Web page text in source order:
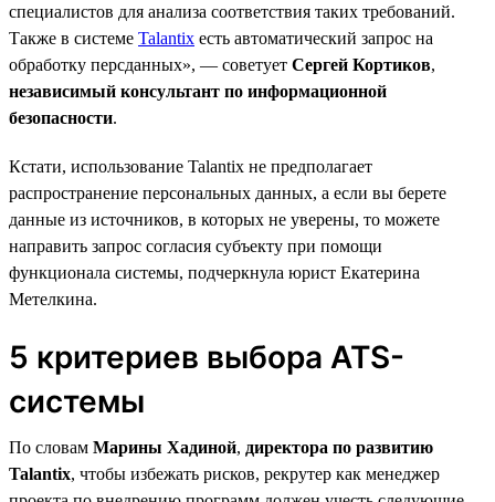
специалистов для анализа соответствия таких требований.
Также в системе Talantix есть автоматический запрос на
обработку персданных», — советует Сергей Кортиков,
независимый консультант по информационной
безопасности.
Кстати, использование Talantix не предполагает
распространение персональных данных, а если вы берете
данные из источников, в которых не уверены, то можете
направить запрос согласия субъекту при помощи
функционала системы, подчеркнула юрист Екатерина
Метелкина.
5 критериев выбора ATS-
системы
По словам Марины Хадиной, директора по развитию
Talantix, чтобы избежать рисков, рекрутер как менеджер